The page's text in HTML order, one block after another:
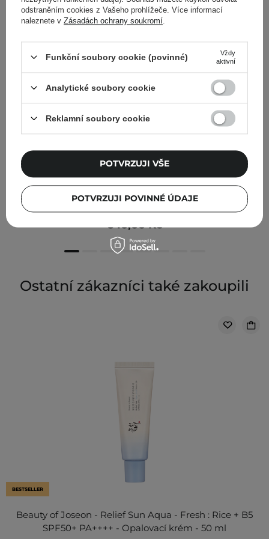
Anua - Heartleaf 70 Intense Calming Cream -
Zklidňující krém s extraktem z toulně srdčité - 50 ml
640,00 Kč
Ostatní zákazníci také zakoupili
BESTSELLER
Beauty of Joseon - Relief Sun Aqua - Fresh : Rice + B5
SPF50+ PA++++ - Opalovací krém - 50 ml
odstraněním cookies z Vašeho prohlížeče. Více informací
naleznete v Zásadách ochrany soukromí
Funkční soubory cookie (povinné)
Vždy
aktivní
Analytické soubory cookie
Reklamní soubory cookie
POTVRZUJI POVINNÉ ÚDAJE
POTVRZUJI VŠE